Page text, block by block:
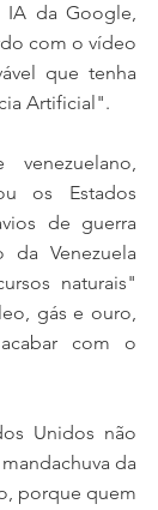
IA da Google,
com o vídeo
que tenha
Artificial".
os Estados
de guerra
da Venezuela
naturais"
gás e ouro,
com o
Unidos não
da
porque quem